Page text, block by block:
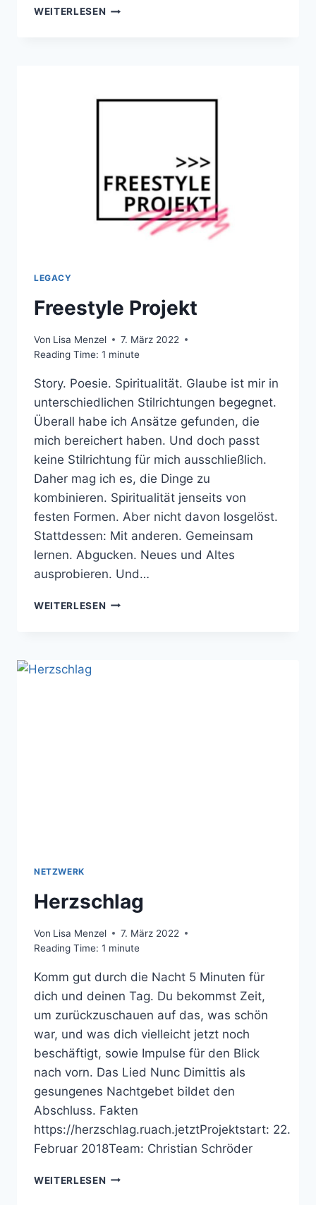
WEITERLESEN WORTKOLLEKTIV
LEGACY
Freestyle Projekt
Von Lisa Menzel
7. März 2022
Reading Time: 1 minute
Story. Poesie. Spiritualität. Glaube ist mir in
unterschiedlichen Stilrichtungen begegnet.
Überall habe ich Ansätze gefunden, die
mich bereichert haben. Und doch passt
keine Stilrichtung für mich ausschließlich.
Daher mag ich es, die Dinge zu
kombinieren. Spiritualität jenseits von
festen Formen. Aber nicht davon losgelöst.
Stattdessen: Mit anderen. Gemeinsam
lernen. Abgucken. Neues und Altes
ausprobieren. Und…
WEITERLESEN FREESTYLE
NETZWERK
Herzschlag
Von Lisa Menzel
7. März 2022
Reading Time: 1 minute
Komm gut durch die Nacht 5 Minuten für
dich und deinen Tag. Du bekommst Zeit,
um zurückzuschauen auf das, was schön
war, und was dich vielleicht jetzt noch
beschäftigt, sowie Impulse für den Blick
nach vorn. Das Lied Nunc Dimittis als
gesungenes Nachtgebet bildet den
Abschluss. Fakten
https://herzschlag.ruach.jetztProjektstart: 22.
Februar 2018Team: Christian Schröder
WEITERLESEN HERZSCHLAG